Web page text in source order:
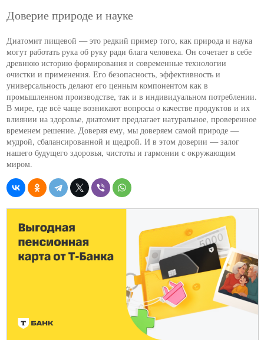
Доверие природе и науке
Диатомит пищевой — это редкий пример того, как природа и наука
могут работать рука об руку ради блага человека. Он сочетает в себе
древнюю историю формирования и современные технологии
очистки и применения. Его безопасность, эффективность и
универсальность делают его ценным компонентом как в
промышленном производстве, так и в индивидуальном потреблении.
В мире, где всё чаще возникают вопросы о качестве продуктов и их
влиянии на здоровье, диатомит предлагает натуральное, проверенное
временем решение. Доверяя ему, мы доверяем самой природе —
мудрой, сбалансированной и щедрой. И в этом доверии — залог
нашего будущего здоровья, чистоты и гармонии с окружающим
миром.